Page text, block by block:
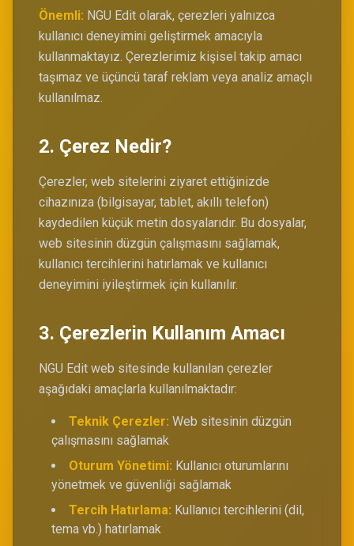
Önemli: NGU Edit olarak, çerezleri yalnızca
kullanıcı deneyimini geliştirmek amacıyla
kullanmaktayız. Çerezlerimiz kişisel takip amacı
taşımaz ve üçüncü taraf reklam veya analiz amaçlı
kullanılmaz.
2. Çerez Nedir?
Çerezler, web sitelerini ziyaret ettiğinizde
cihazınıza (bilgisayar, tablet, akıllı telefon)
kaydedilen küçük metin dosyalarıdır. Bu dosyalar,
web sitesinin düzgün çalışmasını sağlamak,
kullanıcı tercihlerini hatırlamak ve kullanıcı
deneyimini iyileştirmek için kullanılır.
3. Çerezlerin Kullanım Amacı
NGU Edit web sitesinde kullanılan çerezler
aşağıdaki amaçlarla kullanılmaktadır:
Teknik Çerezler: Web sitesinin düzgün
çalışmasını sağlamak
Oturum Yönetimi: Kullanıcı oturumlarını
yönetmek ve güvenliği sağlamak
Tercih Hatırlama: Kullanıcı tercihlerini (dil,
tema vb.) hatırlamak